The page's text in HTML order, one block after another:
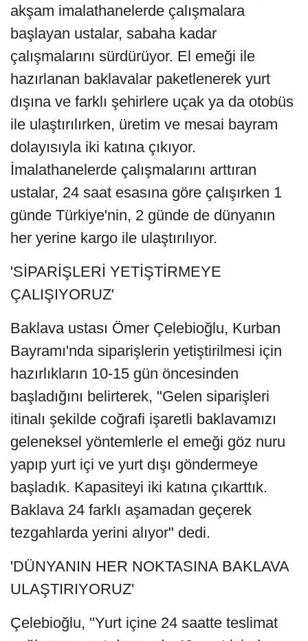
akşam imalathanelerde çalışmalara
başlayan ustalar, sabaha kadar
çalışmalarını sürdürüyor. El emeği ile
hazırlanan baklavalar paketlenerek yurt
dışına ve farklı şehirlere uçak ya da otobüs
ile ulaştırılırken, üretim ve mesai bayram
dolayısıyla iki katına çıkıyor.
İmalathanelerde çalışmalarını arttıran
ustalar, 24 saat esasına göre çalışırken 1
günde Türkiye'nin, 2 günde de dünyanın
her yerine kargo ile ulaştırılıyor.
'SİPARİŞLERİ YETİŞTİRMEYE
ÇALIŞIYORUZ'
Baklava ustası Ömer Çelebioğlu, Kurban
Bayramı'nda siparişlerin yetiştirilmesi için
hazırlıkların 10-15 gün öncesinden
başladığını belirterek, "Gelen siparişleri
itinalı şekilde coğrafi işaretli baklavamızı
geleneksel yöntemlerle el emeği göz nuru
yapıp yurt içi ve yurt dışı göndermeye
başladık. Kapasiteyi iki katına çıkarttık.
Baklava 24 farklı aşamadan geçerek
tezgahlarda yerini alıyor" dedi.
'DÜNYANIN HER NOKTASINA BAKLAVA
ULAŞTIRIYORUZ'
Çelebioğlu, "Yurt içine 24 saatte teslimat